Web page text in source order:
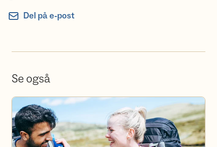
Del på e-post
Se også
Bli frivillig